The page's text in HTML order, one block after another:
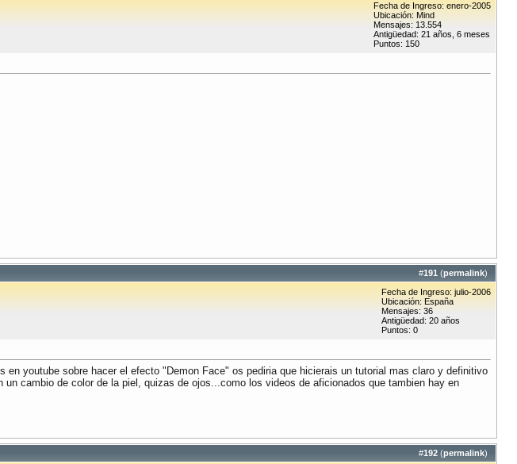
Fecha de Ingreso: enero-2005
Ubicación: Mind
Mensajes: 13.554
Antigüedad: 21 años, 6 meses
Puntos: 150
#191 (permalink)
Fecha de Ingreso: julio-2006
Ubicación: España
Mensajes: 36
Antigüedad: 20 años
Puntos: 0
youtube sobre hacer el efecto "Demon Face" os pediria que hicierais un tutorial mas claro y definitivo
cambio de color de la piel, quizas de ojos...como los videos de aficionados que tambien hay en
#192 (permalink)